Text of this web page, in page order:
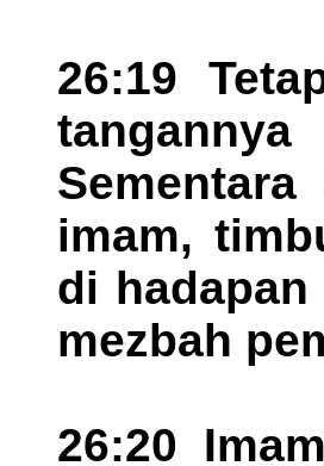
26:19
imam,
di hadapan
mezbah
26:20